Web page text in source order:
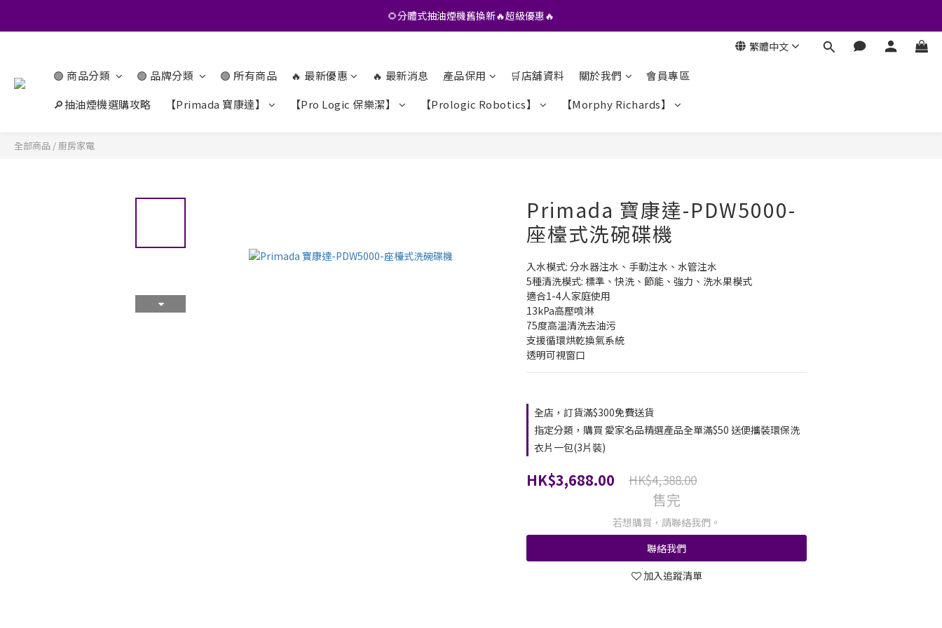
•• 會員專享🎁精選貨品【特價💥再九折】••
🌻分體式抽油煙機舊換新🔥超級優惠🔥
繁體中文
🟢 商品分類 🟢 品牌分類 🟢 所有商品 🔥 最新優惠 🔥 最新消息 產品保用 🛒店舖資料 關於我們
會員專區
🔎抽油煙機選購攻略
【Primada 寶康達】 【Pro Logic 保樂潔】 【Prologic Robotics】 【Morphy Richards】
全部商品 / 廚房家電
Primada 寶康達-PDW5000-
座檯式洗碗碟機
入水模式: 分水器注水、手動注水、水管注水
5種清洗模式: 標準、快洗、節能、強力、洗水果模式
適合1-4人家庭使用
13kPa高壓噴淋
75度高溫清洗去油污
支援循環烘乾換氣系統
透明可視窗口
全店，訂貨滿$300免費送貨
指定分類，購買 愛家名品精選產品全單滿$50 送便攜裝環保洗
衣片一包(3片裝)
HK$3,688.00 HK$4,388.00
售完
若想購買，請聯絡我們。
聯絡我們
加入追蹤清單